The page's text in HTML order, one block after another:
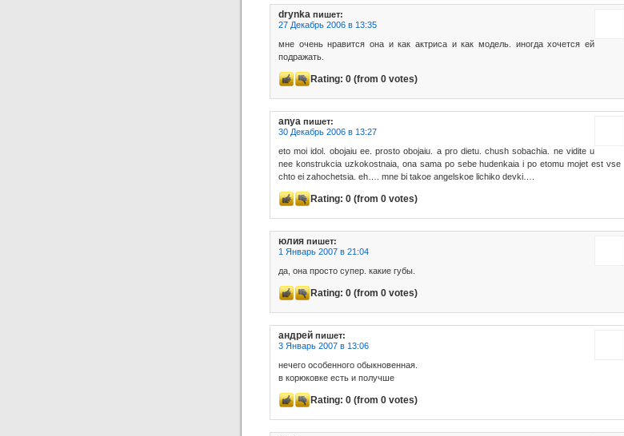
drynka пишет:
27 Декабрь 2006 в 13:35
мне очень нравится она и как актриса и как модель. иногда хочется ей
подражать.
Rating: 0 (from 0 votes)
anya пишет:
30 Декабрь 2006 в 13:27
eto moi idol. obojaiu ee. prosto obojaiu. a pro dietu. chush sobachia. ne vidite u
nee konstrukcia uzkokostnaia, ona sama po sebe hudenkaia i po etomu mojet est vse
chto ei zahochetsia. eh…. mne bi takoe angelskoe lichiko devki….
Rating: 0 (from 0 votes)
юлия пишет:
1 Январь 2007 в 21:04
да, она просто супер. какие губы.
Rating: 0 (from 0 votes)
андрей пишет:
3 Январь 2007 в 13:06
нечего особенного обыкновенная.
в корюковке есть и получше
Rating: 0 (from 0 votes)